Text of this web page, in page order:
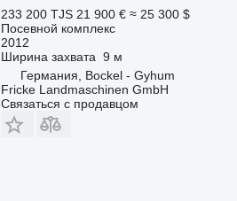
233 200 TJS 21 900 € ≈ 25 300 $
Посевной комплекс
2012
Ширина захвата 9 м
Германия, Bockel - Gyhum
Fricke Landmaschinen GmbH
Связаться с продавцом